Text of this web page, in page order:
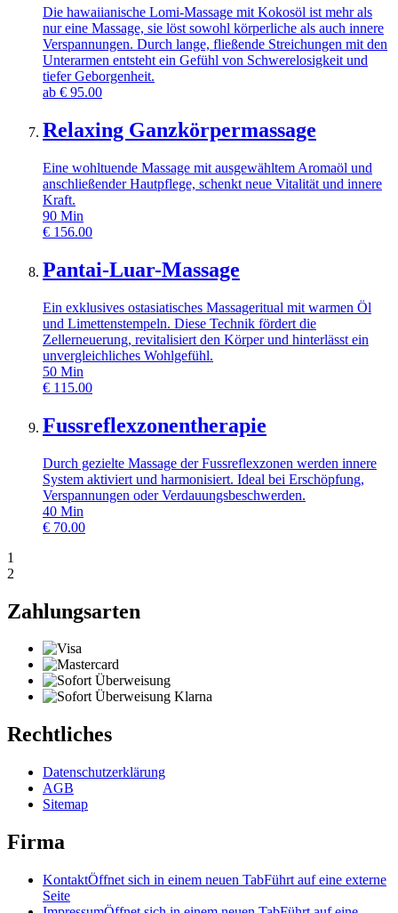
Die hawaiianische Lomi-Massage mit Kokosöl ist mehr als
nur eine Massage, sie löst sowohl körperliche als auch innere
Verspannungen. Durch lange, fließende Streichungen mit den
Unterarmen entsteht ein Gefühl von Schwerelosigkeit und
tiefer Geborgenheit.
ab € 95.00
Relaxing Ganzkörpermassage
Eine wohltuende Massage mit ausgewähltem Aromaöl und
anschließender Hautpflege, schenkt neue Vitalität und innere
Kraft.
90 Min
€ 156.00
Pantai-Luar-Massage
Ein exklusives ostasiatisches Massageritual mit warmen Öl
und Limettenstempeln. Diese Technik fördert die
Zellerneuerung, revitalisiert den Körper und hinterlässt ein
unvergleichliches Wohlgefühl.
50 Min
€ 115.00
Fussreflexzonentherapie
Durch gezielte Massage der Fussreflexzonen werden innere
System aktiviert und harmonisiert. Ideal bei Erschöpfung,
Verspannungen oder Verdauungsbeschwerden.
40 Min
€ 70.00
1
2
Zahlungsarten
Rechtliches
Datenschutzerklärung
AGB
Sitemap
Firma
KontaktÖffnet sich in einem neuen TabFührt auf eine externe
Seite